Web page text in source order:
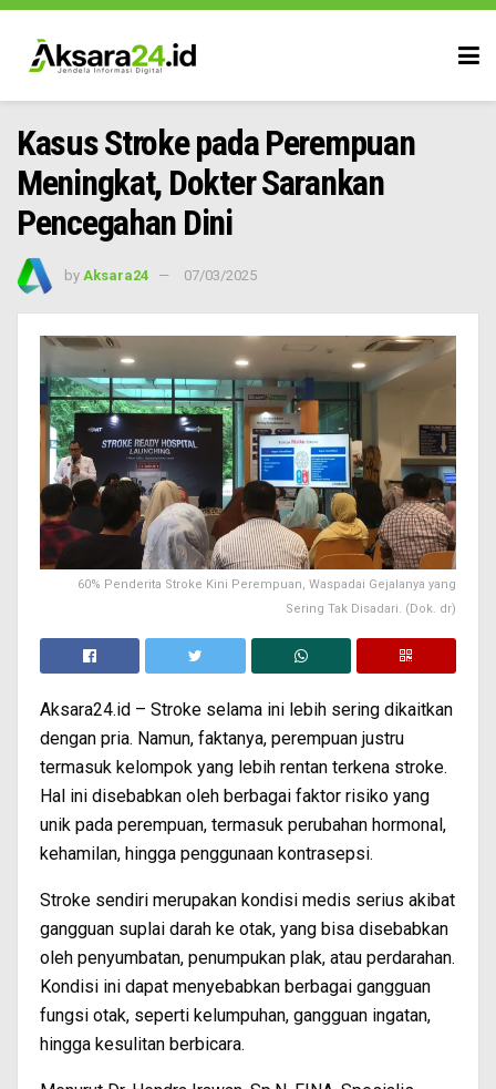
Kasus Stroke pada Perempuan
Meningkat, Dokter Sarankan
Pencegahan Dini
by Aksara24 07/03/2025
60% Penderita Stroke Kini Perempuan, Waspadai Gejalanya yang
Sering Tak Disadari. (Dok. dr)
Aksara24.id – Stroke selama ini lebih sering dikaitkan
dengan pria. Namun, faktanya, perempuan justru
termasuk kelompok yang lebih rentan terkena stroke.
Hal ini disebabkan oleh berbagai faktor risiko yang
unik pada perempuan, termasuk perubahan hormonal,
kehamilan, hingga penggunaan kontrasepsi.
Stroke sendiri merupakan kondisi medis serius akibat
gangguan suplai darah ke otak, yang bisa disebabkan
oleh penyumbatan, penumpukan plak, atau perdarahan.
Kondisi ini dapat menyebabkan berbagai gangguan
fungsi otak, seperti kelumpuhan, gangguan ingatan,
hingga kesulitan berbicara.